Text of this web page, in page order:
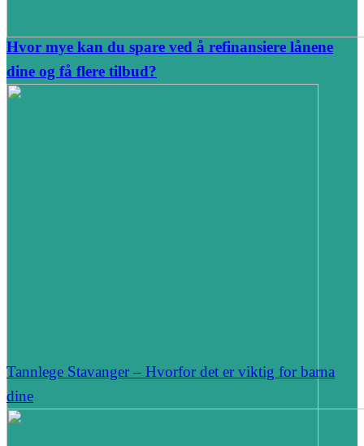
Hvor mye kan du spare ved å refinansiere lånene
dine og få flere tilbud?
Tannlege Stavanger – Hvorfor det er viktig for barna
dine